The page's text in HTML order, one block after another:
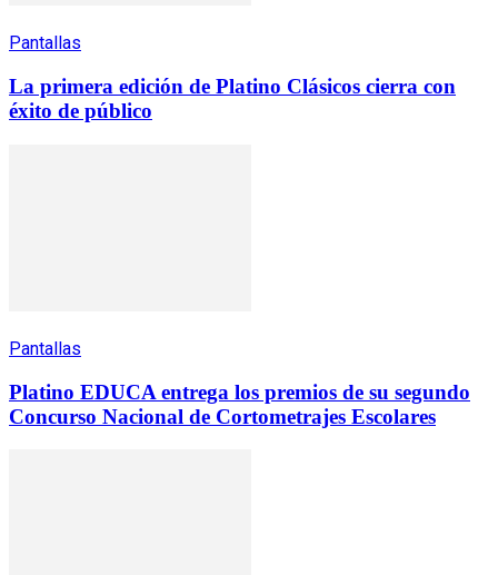
Pantallas
La primera edición de Platino Clásicos cierra con
éxito de público
Pantallas
Platino EDUCA entrega los premios de su segundo
Concurso Nacional de Cortometrajes Escolares